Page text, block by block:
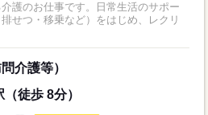
護のお仕事です。日常生活のサポー
せつ・移乗など）をはじめ、レクリ
介護等）
徒歩 8分）